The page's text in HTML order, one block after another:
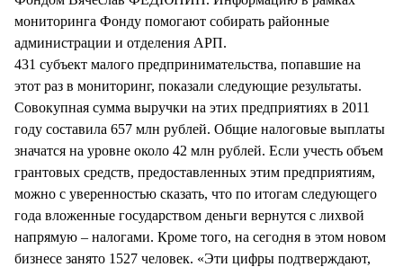
мониторинга Фонду помогают собирать районные
администрации и отделения АРП.
431 субъект малого предпринимательства, попавшие на
этот раз в мониторинг, показали следующие результаты.
Совокупная сумма выручки на этих предприятиях в 2011
году составила 657 млн рублей. Общие налоговые выплаты
значатся на уровне около 42 млн рублей. Если учесть объем
грантовых средств, предоставленных этим предприятиям,
можно с уверенностью сказать, что по итогам следующего
года вложенные государством деньги вернутся с лихвой
напрямую – налогами. Кроме того, на сегодня в этом новом
бизнесе занято 1527 человек. «Эти цифры подтверждают,